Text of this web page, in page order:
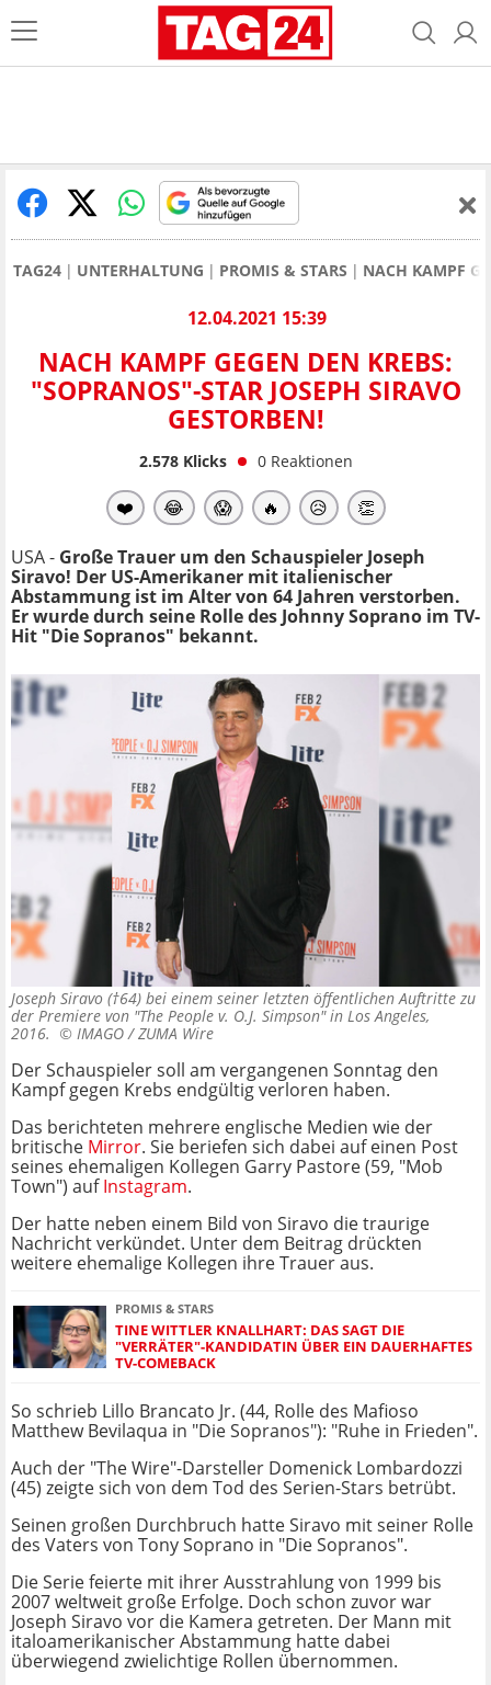
TAG24 UNTERHALTUNG PROMIS & STARS NACH KAMPF
12.04.2021 15:39
NACH KAMPF GEGEN DEN KREBS:
"SOPRANOS"-STAR JOSEPH SIRAVO
GESTORBEN!
2.578Klicks 0 Reaktionen
❤️ 😂 😱 🔥 😥 👏
USA - Große Trauer um den Schauspieler Joseph
Siravo! Der US-Amerikaner mit italienischer
Abstammung ist im Alter von 64 Jahren verstorben.
Er wurdedurch seine Rolle des Johnny Soprano im TV-
Hit "Die Sopranos" bekannt.
Joseph Siravo (†64) bei einem seiner letzten öffentlichen Auftritte zu
der Premiere von "The People v. O.J. Simpson" in Los Angeles,
2016. © IMAGO / ZUMA Wire
Der Schauspieler soll am vergangenen Sonntag den
Kampf gegen Krebs endgültig verloren haben.
Das berichteten mehrere englische Medien wie der
britische Mirror. Sie beriefen sich dabei auf einen Post
seines ehemaligen Kollegen Garry Pastore (59, "Mob
Town") aufInstagram.
Der hatte neben einem Bild von Siravo die traurige
Nachricht verkündet. Unter dem Beitrag drückten
weitere ehemalige Kollegen ihre Trauer aus.
PROMIS & STARS
TINE WITTLER KNALLHART: DAS SAGT DIE
"VERRÄTER"-KANDIDATIN ÜBER EIN DAUERHAFTES
TV-COMEBACK
So schrieb Lillo Brancato Jr. (44, Rolle des Mafioso
Matthew Bevilaqua in "Die Sopranos"): "Ruhe in Frieden".
Auch der "The Wire"-Darsteller Domenick Lombardozzi
(45) zeigte sich von dem Tod des Serien-Stars betrübt.
Seinen großen Durchbruch hatte Siravo mit seiner Rolle
des Vaters von Tony Soprano in "Die Sopranos".
Die Serie feierte mit ihrer Ausstrahlung von 1999 bis
2007 weltweit große Erfolge. Doch schon zuvor war
Joseph Siravo vor die Kamera getreten. Der Mann mit
italoamerikanischer Abstammung hatte dabei
überwiegend zwielichtige Rollen übernommen.